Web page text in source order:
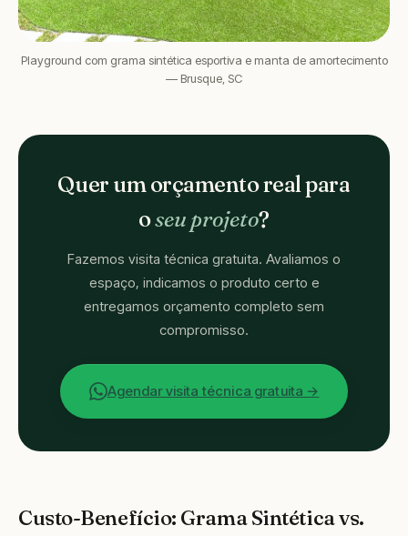
Playground com grama sintética esportiva e manta de amortecimento
— Brusque, SC
Quer um orçamento real para
oseu projeto?
Fazemos visita técnica gratuita. Avaliamos o
espaço, indicamos o produto certo e
entregamos orçamento completo sem
compromisso.
Agendar visita técnica gratuita →
Custo-Benefício: Grama Sintética vs.